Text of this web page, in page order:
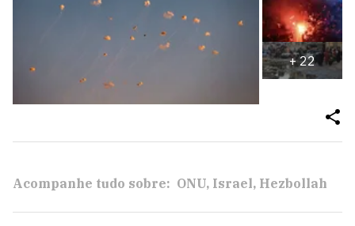
+22
Acompanhe tudo sobre: ONU Israel Hezbollah